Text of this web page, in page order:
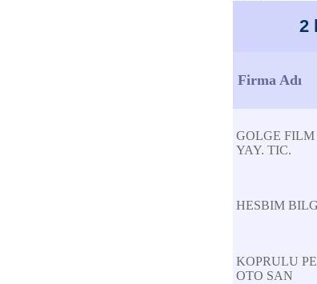
2
Firma Adı
GOLGE
YAY. TIC.
HESBIM
KOPRULU
OTO SAN